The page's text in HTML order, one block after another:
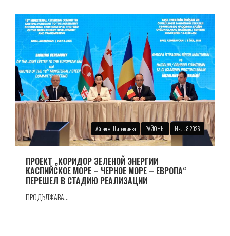
Айтадж Ширалиева РАЙОНЫ Июл. 8 2026
ПРОЕКТ „КОРИДОР ЗЕЛЕНОЙ ЭНЕРГИИ
КАСПИЙСКОЕ МОРЕ – ЧЕРНОЕ МОРЕ – ЕВРОПА“
ПЕРЕШЕЛ В СТАДИЮ РЕАЛИЗАЦИИ
ПРОДЪЛЖАВА...